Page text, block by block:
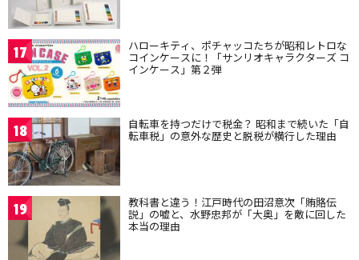
17 ハローキティ、ポチャッコたちが昭和レトロな
コインケースに！「サンリオキャラクターズ コ
インケース」第２弾
18 自転車を持つだけで税金？ 昭和まで続いた「自
転車税」の意外な歴史と脱税が横行した理由
19 教科書と違う！江戸時代の田沼意次「賄賂伝
説」の嘘と、水野忠邦が「大奥」を敵に回した
本当の理由